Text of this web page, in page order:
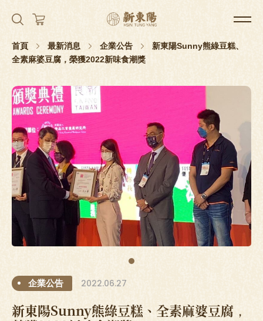
首頁 最新消息 企業公告
新東陽Sunny熊綠豆糕、
全素麻婆豆腐，榮獲2022新味食潮獎
企業公告 2022.06.27
新東陽Sunny熊綠豆糕、全素麻婆豆腐，